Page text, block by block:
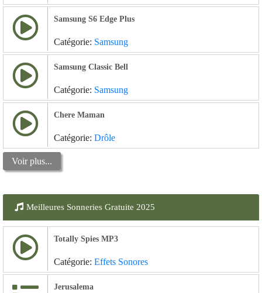
Samsung S6 Edge Plus
Catégorie: Samsung
Samsung Classic Bell
Catégorie: Samsung
Chere Maman
Catégorie: Drôle
Voir plus...
Meilleures Sonneries Gratuite 2025
Totally Spies MP3
Catégorie: Effets Sonores
Jerusalema